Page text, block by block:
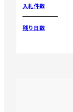
入札件数
残り日数